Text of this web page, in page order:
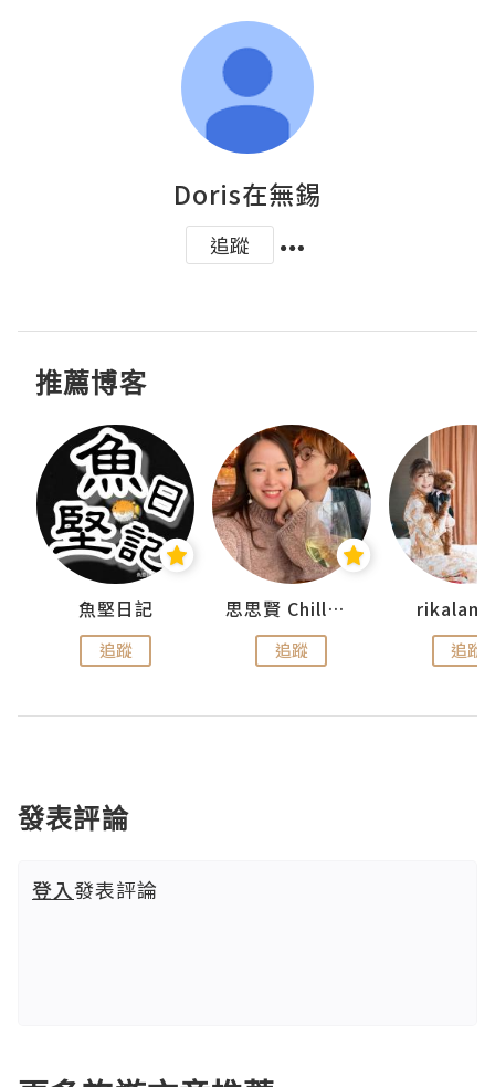
Doris在無錫
追蹤
推薦博客
魚堅日記
追蹤
思思賢 ChillMyBabe
追蹤 追蹤
發表評論
登入發表評論